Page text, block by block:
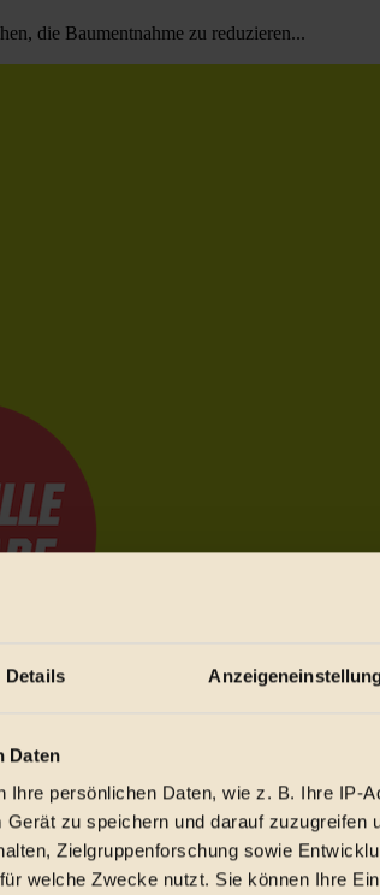
Details
Daten
Ihre persönlichen Daten, wie z. B. Ihre IP-
zu speichern und darauf zuzugreifen
Zielgruppenforschung sowie
welche Zwecke nutzt. Sie können Ihre
die Baumentnahme zu reduzieren...
festzuhalten.
zu Hause.
dir zurückkommen.